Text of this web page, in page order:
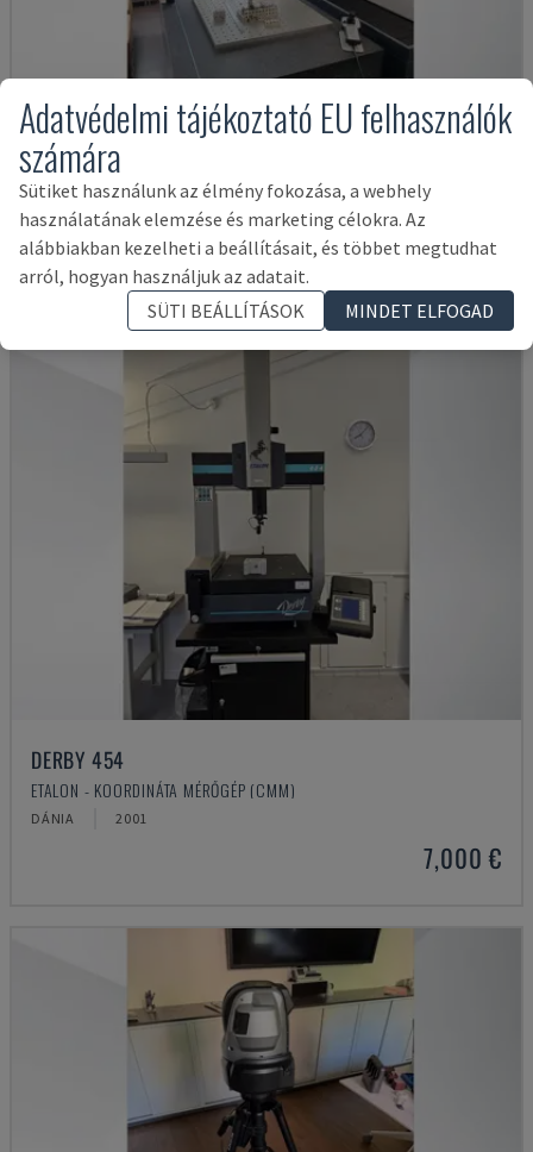
LH 87
WENZEL - KOORDINÁTA MÉRŐGÉP (CMM)
NÉMETORSZÁG 2018
57,000 €
DERBY 454
ETALON - KOORDINÁTA MÉRŐGÉP (CMM)
DÁNIA 2001
7,000 €
Adatvédelmi tájékoztató EU felhasználók
számára
Sütiket használunk az élmény fokozása, a webhely
használatának elemzése és marketing célokra. Az
alábbiakban kezelheti a beállításait, és többet megtudhat
arról, hogyan használjuk az adatait.
SÜTI BEÁLLÍTÁSOK
MINDET ELFOGAD